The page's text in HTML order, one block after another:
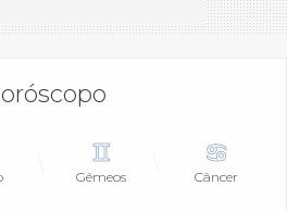
Gêmeos Câncer